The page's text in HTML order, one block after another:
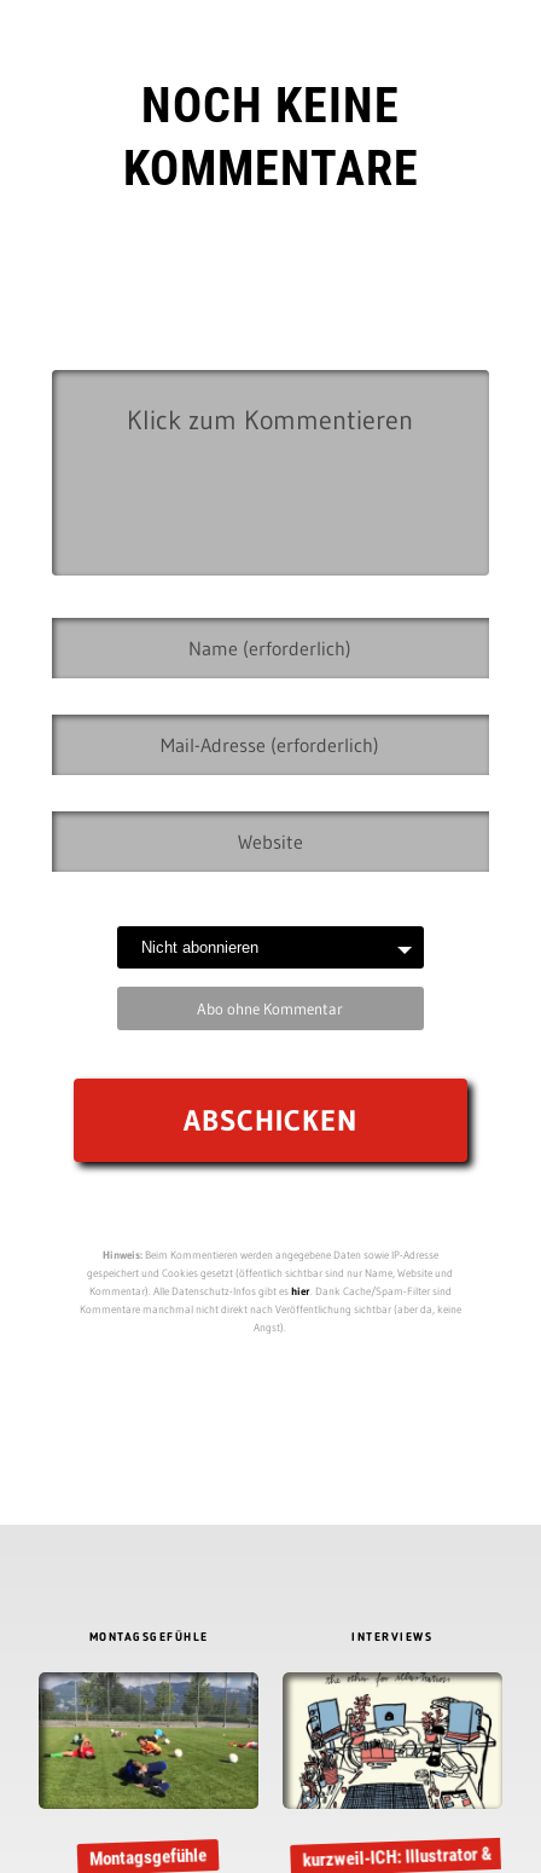
NOCH KEINE
KOMMENTARE
Abo ohne Kommentar
Hinweis:Beim Kommentieren werden angegebene Daten sowie IP-Adresse
gespeichert und Cookies gesetzt (öffentlich sichtbar sind nur Name, Website und
Kommentar). Alle Datenschutz-Infos gibt eshier. Dank Cache/Spam-Filter sind
Kommentare manchmal nicht direkt nach Veröffentlichung sichtbar (aber da, keine
Angst).
MONTAGSGEFÜHLE
Montagsgefühle
INTERVIEWS
kurzweil-ICH: Illustrator &